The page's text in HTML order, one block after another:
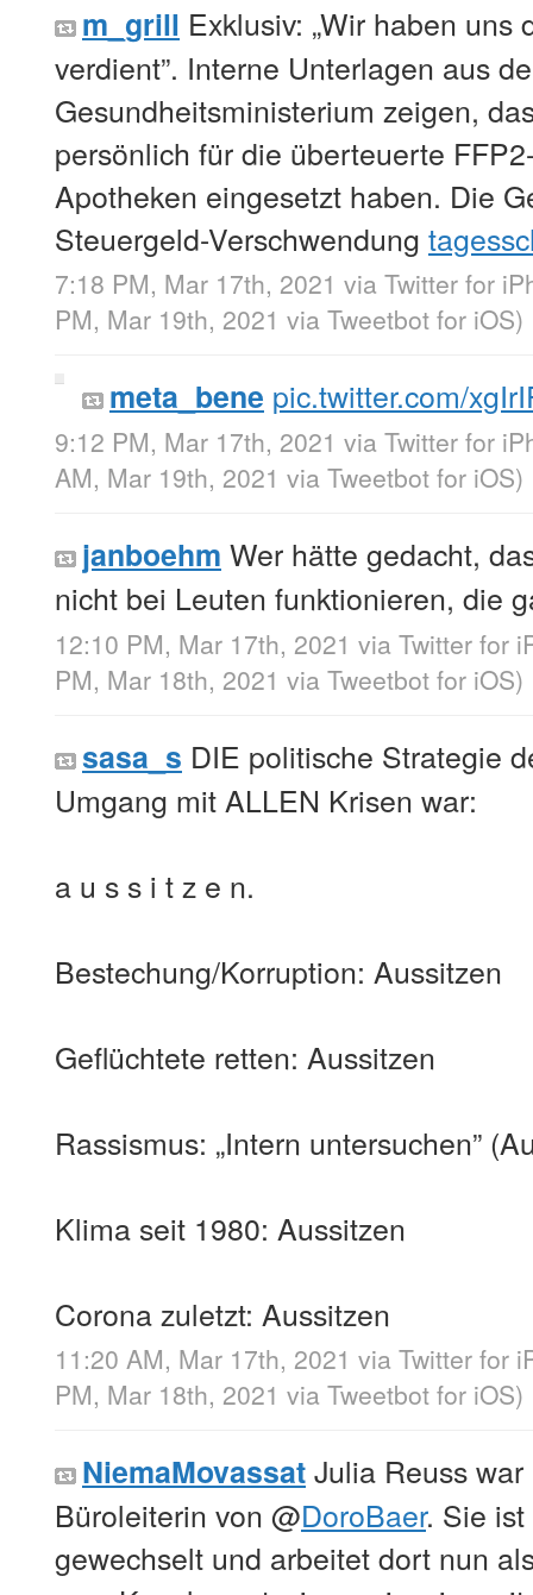
m_grill Exklusiv: „Wir haben uns
verdient”. Interne Unterlagen aus
Gesundheitsministerium zeigen,
persönlich für die überteuerte
Apotheken eingesetzt haben. Die
Steuergeld-Verschwendung
7:18 PM, Mar 17th, 2021 via Twitter for
PM, Mar 19th, 2021 via Tweetbot for iΟS)
meta_bene pic.twitter.com/
9:12 PM, Mar 17th, 2021 via Twitter for
AM, Mar 19th, 2021 via Tweetbot for iΟS)
janboehm Wer hätte gedacht,
nicht bei Leuten funktionieren, die
12:10 PM, Mar 17th, 2021 via Twitter for
PM, Mar 18th, 2021 via Tweetbot for iΟS)
sasa_s DIE politische Strategie
Umgang mit ALLEN Krisen war:
a u s s i t z e n.
Bestechung/Korruption: Aussitzen
Geflüchtete retten: Aussitzen
Rassismus: „Intern untersuchen”
Klima seit 1980: Aussitzen
Corona zuletzt: Aussitzen
11:20 AM, Mar 17th, 2021 via Twitter for
PM, Mar 18th, 2021 via Tweetbot for iΟS)
NiemaMovassatJulia Reuss
Büroleiterin von @DoroBaer. Sie
gewechselt und arbeitet dort nun